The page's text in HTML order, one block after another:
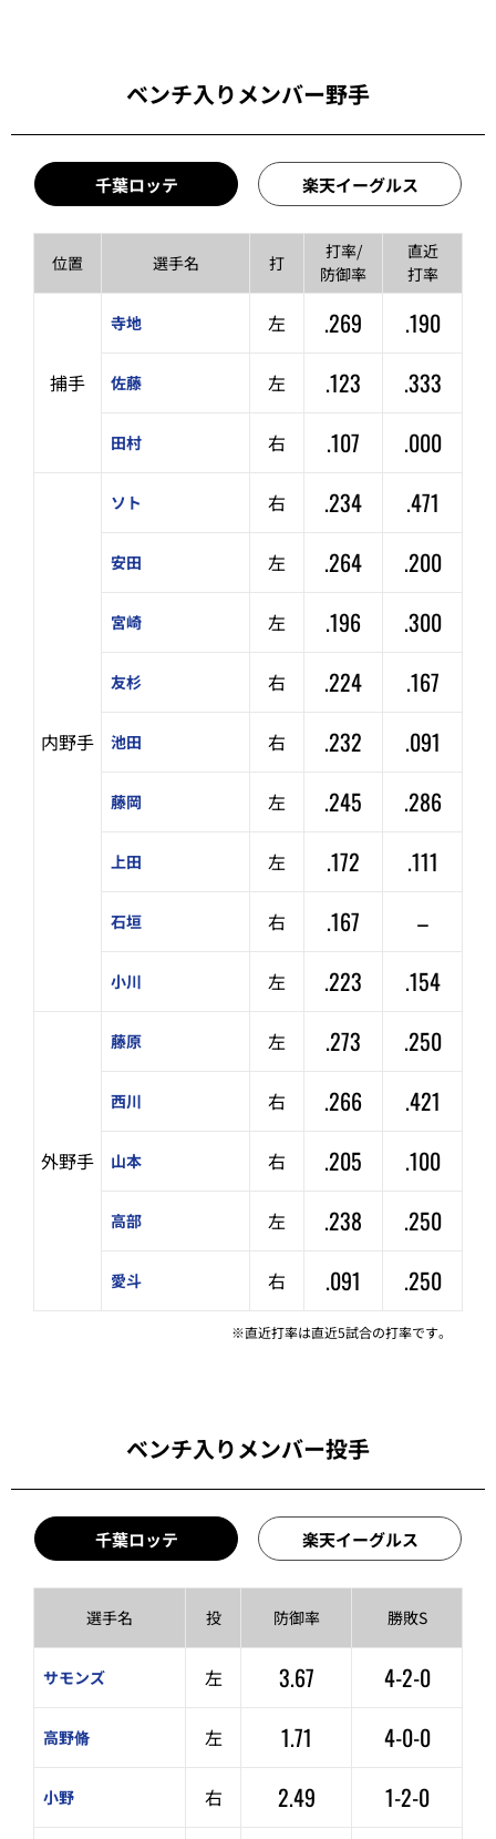
ベンチ入りメンバー野手
千葉ロッテ 楽天イーグルス
位置 選手名 打
打率/
防御率
直近
打率
捕手
寺地 左 .269 .190
佐藤 左 .123 .333
田村 右 .107 .000
内野手
ソト 右 .234 .471
安田 左 .264 .200
宮崎 左 .196 .300
友杉 右 .224 .167
池田 右 .232 .091
藤岡 左 .245 .286
上田 左 .172 .111
石垣 右 .167 –
小川 左 .223 .154
外野手
藤原 左 .273 .250
西川 右 .266 .421
山本 右 .205 .100
高部 左 .238 .250
愛斗 右 .091 .250
※直近打率は直近5試合の打率です。
ベンチ入りメンバー投手
千葉ロッテ 楽天イーグルス
選手名 投 防御率 勝敗S
サモンズ 左 3.67 4-2-0
高野脩 左 1.71 4-0-0
小野 右 2.49 1-2-0